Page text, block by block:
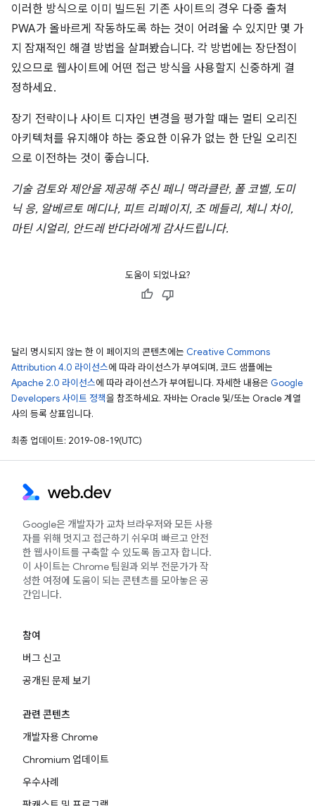
이러한 방식으로 이미 빌드된 기존 사이트의 경우 다중 출처
PWA가 올바르게 작동하도록 하는 것이 어려울 수 있지만 몇 가
지 잠재적인 해결 방법을 살펴봤습니다. 각 방법에는 장단점이
있으므로 웹사이트에 어떤 접근 방식을 사용할지 신중하게 결
정하세요.
장기 전략이나 사이트 디자인 변경을 평가할 때는 멀티 오리진
아키텍처를 유지해야 하는 중요한 이유가 없는 한 단일 오리진
으로 이전하는 것이 좋습니다.
기술 검토와 제안을 제공해 주신 페니 맥라클란, 폴 코벨, 도미
닉 응, 알베르토 메디나, 피트 리페이지, 조 메들리, 체니 차이,
마틴 시얼리, 안드레 반다라에게 감사드립니다.
도움이 되었나요?
달리 명시되지 않는 한 이 페이지의 콘텐츠에는 Creative Commons
Attribution 4.0 라이선스에 따라 라이선스가 부여되며, 코드 샘플에는
Apache 2.0 라이선스에 따라 라이선스가 부여됩니다. 자세한 내용은 Google
Developers 사이트 정책을 참조하세요. 자바는 Oracle 및/또는 Oracle 계열
사의 등록 상표입니다.
최종 업데이트: 2019-08-19(UTC)
Google은 개발자가 교차 브라우저와 모든 사용
자를 위해 멋지고 접근하기 쉬우며 빠르고 안전
한 웹사이트를 구축할 수 있도록 돕고자 합니다.
이 사이트는 Chrome 팀원과 외부 전문가가 작
성한 여정에 도움이 되는 콘텐츠를 모아놓은 공
간입니다.
참여
버그 신고
공개된 문제 보기
관련 콘텐츠
개발자용 Chrome
Chromium 업데이트
우수사례